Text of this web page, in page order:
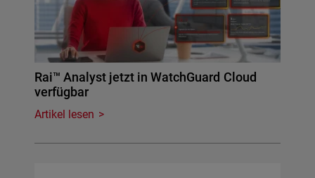
Rai™ Analyst jetzt in WatchGuard Cloud
verfügbar
Artikel lesen